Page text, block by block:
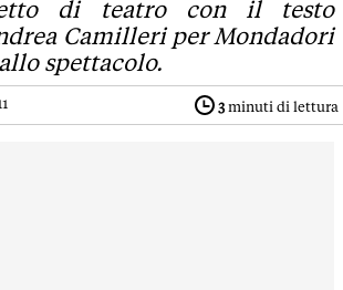
di teatro con il testo
Camilleri per Mondadori
spettacolo.
3minuti di lettura